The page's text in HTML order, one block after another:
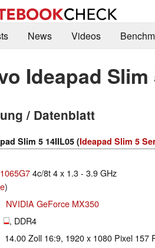
News Videos
Ideapad Slim
/ Datenblatt
Slim 5 14IIL05 (Ideapad Slim 5
4c/8t 4 x 1.3 - 3.9 GHz
)
NVIDIA GeForce MX350
, DDR4
14.00 Zoll 16:9, 1920 x 1080 Pixel 157